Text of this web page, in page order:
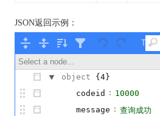
JSON返回示例：
Tree ▾
Select a node...
object
{4}
codeid : 10000
message : 查询成功